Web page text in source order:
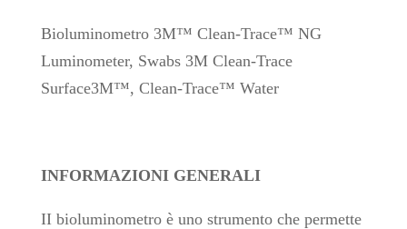
Bioluminometro 3M™ Clean-Trace™ NG
Luminometer, Swabs 3M Clean-Trace
Surface3M™, Clean-Trace™ Water
INFORMAZIONI GENERALI
II bioluminometro è uno strumento che permette